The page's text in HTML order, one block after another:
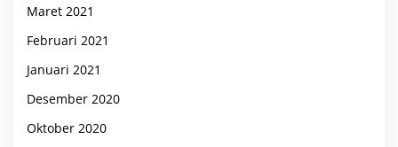
Maret 2021
Februari 2021
Januari 2021
Desember 2020
Oktober 2020